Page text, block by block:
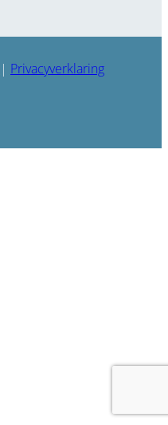
| Privacyverklaring